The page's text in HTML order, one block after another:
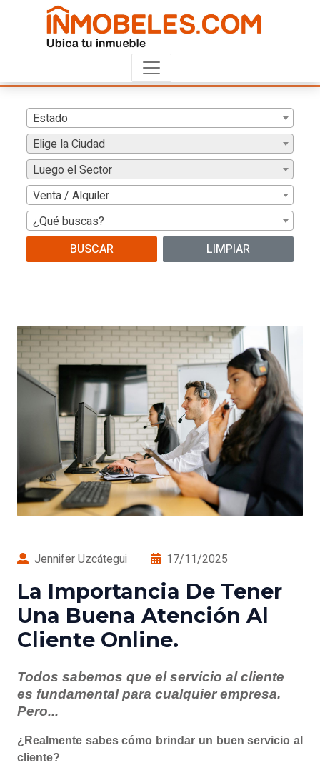
Estado
Elige la Ciudad
Luego el Sector
Venta / Alquiler
¿Qué buscas?
BUSCAR
LIMPIAR
Jennifer Uzcátegui 17/11/2025
La Importancia De Tener
Una Buena Atención Al
Cliente Online.
Todos sabemos que el servicio al cliente
es fundamental para cualquier empresa.
Pero...
¿Realmente sabes cómo brindar un buen servicio al
cliente?